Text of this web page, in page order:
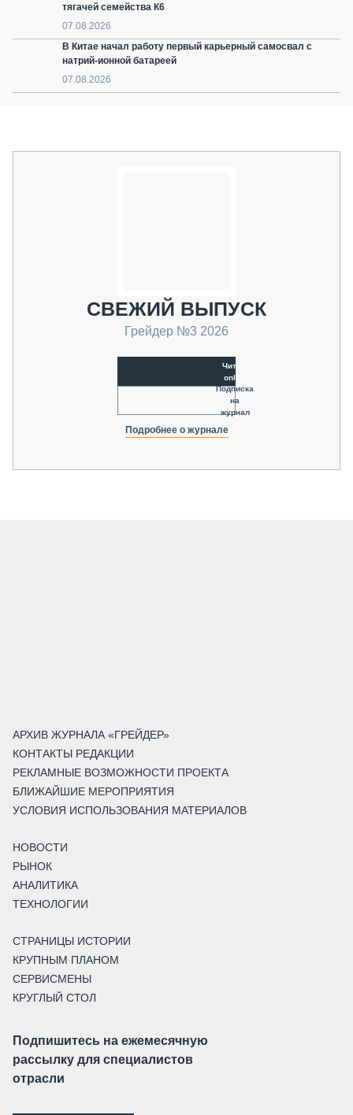
тягачей семейства К6
07.08.2026
В Китае начал работу первый карьерный самосвал с
натрий-ионной батареей
07.08.2026
СВЕЖИЙ ВЫПУСК
Грейдер №3 2026
Читать
online
Подписка
на
журнал
Подробнее о журнале
АРХИВ ЖУРНАЛА «ГРЕЙДЕР»
КОНТАКТЫ РЕДАКЦИИ
РЕКЛАМНЫЕ ВОЗМОЖНОСТИ ПРОЕКТА
БЛИЖАЙШИЕ МЕРОПРИЯТИЯ
УСЛОВИЯ ИСПОЛЬЗОВАНИЯ МАТЕРИАЛОВ
НОВОСТИ
РЫНОК
АНАЛИТИКА
ТЕХНОЛОГИИ
СТРАНИЦЫ ИСТОРИИ
КРУПНЫМ ПЛАНОМ
СЕРВИСМЕНЫ
КРУГЛЫЙ СТОЛ
Подпишитесь на ежемесячную
рассылку для специалистов
отрасли